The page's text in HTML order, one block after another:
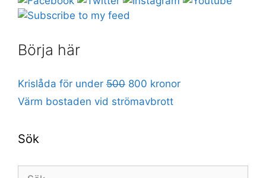
Börja här
Krislåda för under 500 800 kronor
Värm bostaden vid strömavbrott
Sök